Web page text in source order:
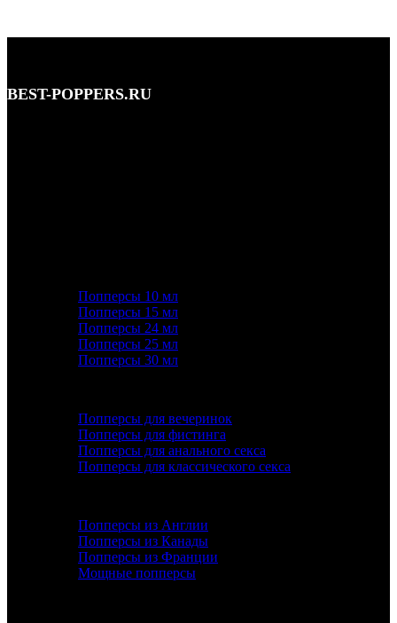
BEST-POPPERS.RU
Попперсы 10 мл
Попперсы 15 мл
Попперсы 24 мл
Попперсы 25 мл
Попперсы 30 мл
Попперсы для вечеринок
Попперсы для фистинга
Попперсы для анального секса
Попперсы для классического секса
Попперсы из Англии
Попперсы из Канады
Попперсы из Франции
Мощные попперсы